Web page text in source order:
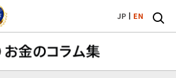
JP EN